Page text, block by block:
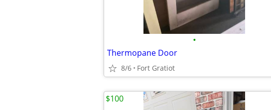
•
Thermopane Door
8/6 Fort Gratiot
$100